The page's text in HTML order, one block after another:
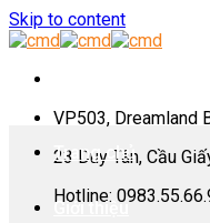
Skip to content
VP503, Dreamland
23 Duy Tân, Cầu
Hotline:
Trang chủ
Giới thiệu